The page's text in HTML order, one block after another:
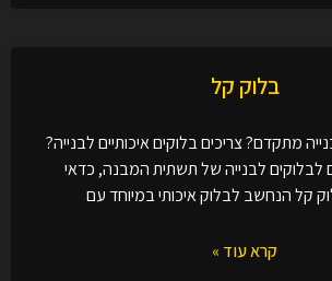
בלוק קל
מתקדם? צריכים בלוקים איכותיים לבנייה?
לבלוקים לבנייה של תשתית המבנה, כדאי
קל הנחשב לבלוק איכותי במיוחד עם
קרא עוד »